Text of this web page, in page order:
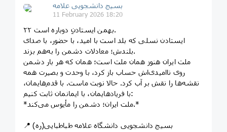
بسیج دانشجویی علامه
11 February 2026 18:20
۲۲ بهمن ایستادنِ دوباره است.
ایستادن نسلی که بلد است با امید، با حضور، با صدای
بلندش؛ معادلات دشمن را به‌هم بزند.
ملت ایران هنوز همان ملت است؛ همان که هر بار دشمن
روی ناامیدی‌اش حساب‌ باز کرد، با وحدت و بصیرت همه
نقشه‌ها را نقش بر آب کرد. حالا نوبت ماست. با قدم‌هایمان،
با فریادهایمان، با ایمانمان ثابت کنیم:
*ملت ایران؛ دشمن را مأیوس می‌کند.*
📍 بسیج دانشجویی دانشگاه علامه طباطبایی(ره)